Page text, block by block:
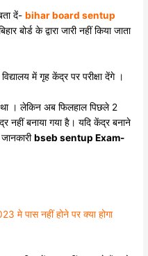
दें-bihar board sentup
बोर्ड के द्वारा जारी नहीं किया जाता
में गृह केंद्र पर परीक्षा देंगे ।
था । लेकिन अब फिलहाल पिछले 2
नहीं बनाया गया है। यदि केंद्र बनाने
जानकारीbseb sentup Exam-
पास नहीं होने पर क्या होगा